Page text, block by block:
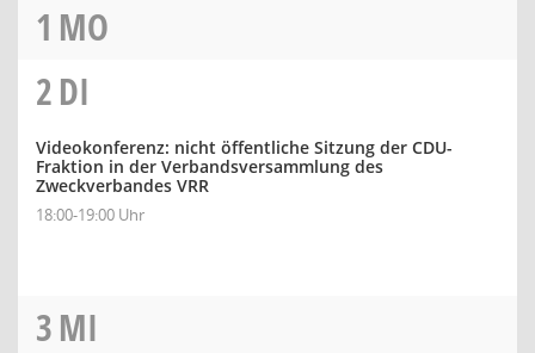
1 MO
2DI
Videokonferenz: nicht öffentliche Sitzung der CDU-
Fraktion in der Verbandsversammlung des
Zweckverbandes VRR
18:00-19:00 Uhr
3MI